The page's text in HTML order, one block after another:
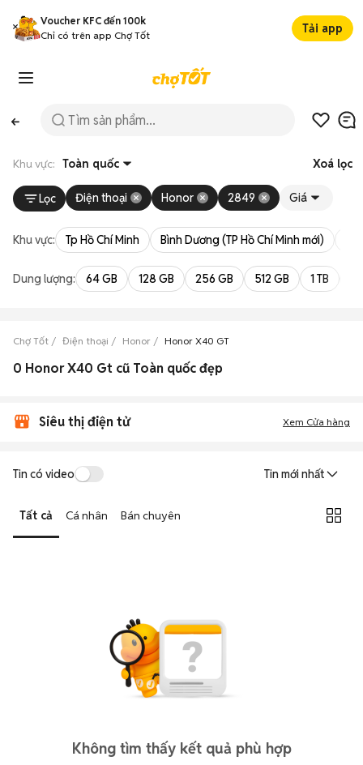
Voucher KFC đến 100k
Chỉ có trên app Chợ Tốt
Tải app
Khu vực: Toàn quốc Xoá lọc
Lọc Điện thoại Honor 2849 Giá
Khu vực: Tp Hồ Chí Minh Bình Dương (TP Hồ Chí Minh mới)
Dung lượng: 64 GB 128 GB 256 GB 512 GB 1 TB
Chợ Tốt Điện thoại Honor Honor X40 GT
0 Honor X40 Gt cũ Toàn quốc đẹp
Siêu thị điện tử Xem Cửa hàng
Tin có video Tin mới nhất
Tất cả Cá nhân Bán chuyên
Không tìm thấy kết quả phù hợp